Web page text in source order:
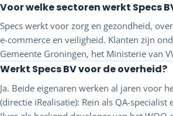
Voor welke sectoren werkt Specs
Specs werkt voor zorg en gezondheid,
e-commerce en veiligheid. Klanten zijn
Gemeente Groningen, het Ministerie van
Werkt Specs BV voor de overheid?
Ja. Beide eigenaren werken al jaren voor
(directie iRealisatie): Rein als QA-specialist